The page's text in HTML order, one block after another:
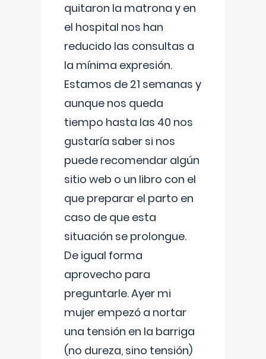
quitaron la matrona y en
el hospital nos han
reducido las consultas a
la mínima expresión.
Estamos de 21 semanas y
aunque nos queda
tiempo hasta las 40 nos
gustaría saber si nos
puede recomendar algún
sitio web o un libro con el
que preparar el parto en
caso de que esta
situación se prolongue.
De igual forma
aprovecho para
preguntarle. Ayer mi
mujer empezó a nortar
una tensión en la barriga
(no dureza, sino tensión)